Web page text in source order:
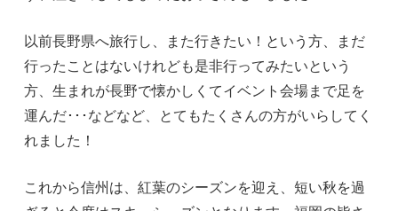
以前長野県へ旅行し、また行きたい！という方、まだ
行ったことはないけれども是非行ってみたいという
方、生まれが長野で懐かしくてイベント会場まで足を
運んだ･･･などなど、とてもたくさんの方がいらしてく
れました！
これから信州は、紅葉のシーズンを迎え、短い秋を過